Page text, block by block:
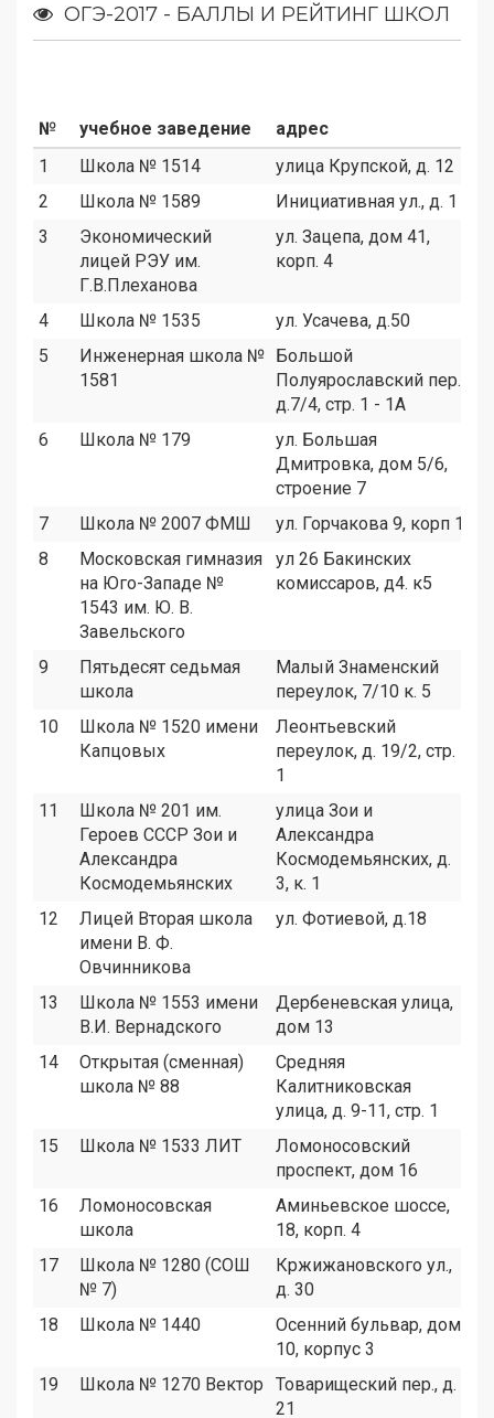
ОГЭ-2017 - БАЛЛЫ И РЕЙТИНГ ШКОЛ
№ учебное заведение адрес
1
Школа № 1514 улица Крупской, д. 12
2
Школа № 1589 Инициативная ул., д. 1
3
Экономический
лицей РЭУ им.
Г.В.Плеханова
ул. Зацепа, дом 41,
корп. 4
4 Школа № 1535 ул. Усачева, д.50
5
Инженерная школа №
1581
Большой
Полуярославский пер.,
д.7/4, стр. 1 - 1А
6 Школа № 179
ул. Большая
Дмитровка, дом 5/6,
строение 7
7 Школа № 2007 ФМШ ул. Горчакова 9, корп 1
8
Московская гимназия
на Юго-Западе №
1543 им. Ю. В.
Завельского
ул 26 Бакинских
комиссаров, д4. к5
9
Пятьдесят седьмая
школа
Малый Знаменский
переулок, 7/10 к. 5
10
Школа № 1520 имени
Капцовых
Леонтьевский
переулок, д. 19/2, стр.
1
11
Школа № 201 им.
Героев СССР Зои и
Александра
Космодемьянских
улица Зои и
Александра
Космодемьянских, д.
3, к. 1
12
Лицей Вторая школа
имени В. Ф.
Овчинникова
ул. Фотиевой, д.18
13
Школа № 1553 имени
В.И. Вернадского
Дербеневская улица,
дом 13
14
Открытая (сменная)
школа № 88
Средняя
Калитниковская
улица, д. 9-11, стр. 1
15 Школа № 1533 ЛИТ
Ломоносовский
проспект, дом 16
16
Ломоносовская
школа
Аминьевское шоссе,
18, корп. 4
17
Школа № 1280 (СОШ
№ 7)
Кржижановского ул.,
д. 30
18 Школа № 1440
Осенний бульвар, дом
10, корпус 3
19 Школа № 1270 Вектор
Товарищеский пер., д.
21